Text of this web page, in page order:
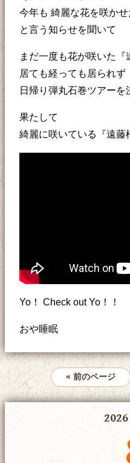
今年も 綺麗な花を咲かせ
と言う知らせを聞いて
まだ一度も花が咲いた
居ても経っても居られず
日帰り弾丸石巻ツアーを
果たして
綺麗に咲いている『遠藤
Yo！ Check out Yo！！
おや睡眠
« 前のページ